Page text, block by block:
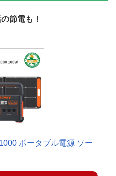
節電も！
ポータブル電源 ソー